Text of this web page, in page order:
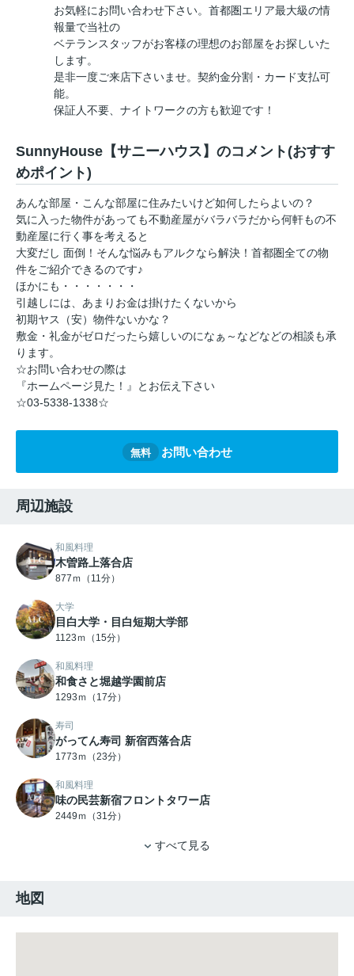
お気軽にお問い合わせ下さい。首都圏エリア最大級の情
報量で当社の
ベテランスタッフがお客様の理想のお部屋をお探しいた
します。
是非一度ご来店下さいませ。契約金分割・カード支払可
能。
保証人不要、ナイトワークの方も歓迎です！
SunnyHouse【サニーハウス】のコメント(おすす
めポイント)
あんな部屋・こんな部屋に住みたいけど如何したらよいの？
気に入った物件があっても不動産屋がバラバラだから何軒もの不
動産屋に行く事を考えると
大変だし 面倒！そんな悩みもアルクなら解決！首都圏全ての物
件をご紹介できるのです♪
ほかにも・・・・・・・
引越しには、あまりお金は掛けたくないから
初期ヤス（安）物件ないかな？
敷金・礼金がゼロだったら嬉しいのになぁ～などなどの相談も承
ります。
☆お問い合わせの際は
『ホームページ見た！』とお伝え下さい
☆03-5338-1338☆
無料 お問い合わせ
周辺施設
和風料理
木曽路上落合店
877ｍ（11分）
大学
目白大学・目白短期大学部
1123ｍ（15分）
和風料理
和食さと堀越学園前店
1293ｍ（17分）
寿司
がってん寿司 新宿西落合店
1773ｍ（23分）
和風料理
味の民芸新宿フロントタワー店
2449ｍ（31分）
すべて見る
地図